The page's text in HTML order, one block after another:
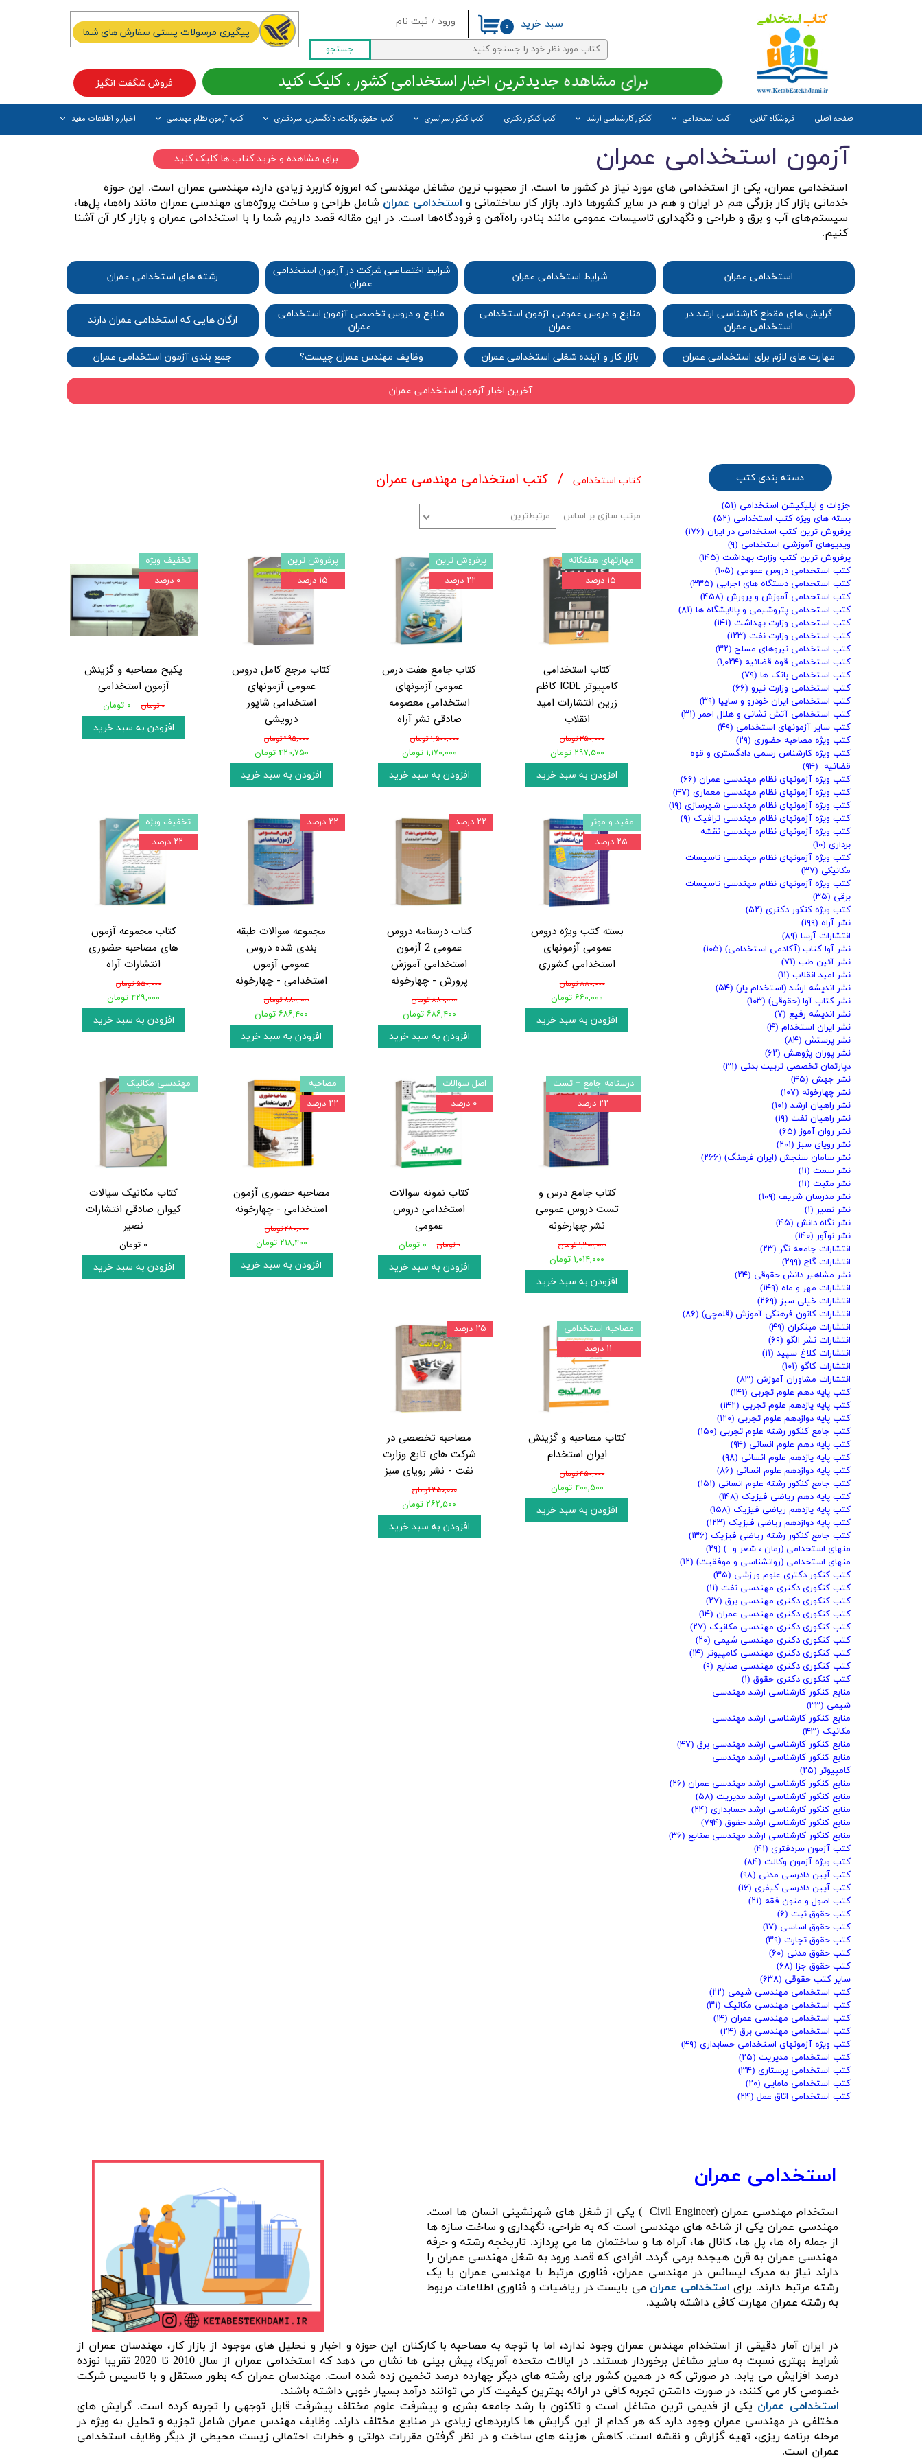
ورود / ثبت نام
حساب کاربری من
تغییر گذر واژه
سفارشات
خروج از حساب کاربری
جستجو
صفحه اصلی فروشگاه آنلاین کتب استخدامی کنکور کارشناسی ارشد کتب کنکور دکتری کتب کنکور سراسری کتب حقوق، وکالت، دادگستری، سردفتری کتب آزمون نظام مهندسی اخبار و اطلاعات مفید
۰ سبد خرید
فروش شگفت انگیز برای مشاهده جدیدترین اخبار استخدامی کشور ، کلیک کنید
پیگیری مرسولات پستی سفارش های شما
آزمون استخدامی عمران
استخدامی عمران، یکی از استخدامی های مورد نیاز در کشور ما است. از محبوب ترین مشاغل مهندسی که امروزه کاربرد زیادی دارد، مهندسی عمران است. این حوزه
خدماتی بازار کار بزرگی هم در ایران و هم در سایر کشورها دارد. بازار کار ساختمانی و استخدامی عمران شامل طراحی و ساخت پروژه‌های مهندسی عمران مانند راه‌ها، پل‌ها،
سیستم‌های آب و برق و طراحی و نگهداری تاسیسات عمومی مانند بنادر، راه‌آهن و فرودگاه‌ها است. در این مقاله قصد داریم شما را با استخدامی عمران و بازار کار آن آشنا
کنیم.
رشته های استخدامی عمران
شرایط اختصاصی شرکت در آزمون استخدامی
عمران​​​​​​​
شرایط استخدامی عمران استخدامی عمران
ارگان هایی که استخدامی عمران دارند​​​​​​​
منابع و دروس تخصصی آزمون استخدامی
منابع و دروس عمومی آزمون استخدامی
عمران​​​​​​​
گرایش های مقطع کارشناسی ارشد در
استخدامی عمران​​​​​​​
جمع بندی آزمون استخدامی عمران​​​​​​​ وظایف مهندس عمران چیست؟​​​​​​​ بازار کار و آینده شغلی استخدامی عمران​​​​​​​ مهارت های لازم برای استخدامی عمران
آخرین اخبار آزمون استخدامی عمران
برای مشاهده و خرید کتاب ها کلیک کنید
کتاب استخدامی کتب استخدامی مهندسی عمران
مرتب سازی بر اساس مرتبط‌ترین
کتاب استخدامی
کامپیوتر ICDL کاظم
زرین انتشارات امید
انقلاب
۳۵۰,۰۰۰ تومان
۲۹۷,۵۰۰ تومان
افزودن به سبد خرید
مهارتهای هفتگانه
۱۵ درصد
کتاب جامع هفت درس
عمومی آزمونهای
استخدامی معصومه
صادقی نشر آراه
۱,۵۰۰,۰۰۰ تومان
۱,۱۷۰,۰۰۰ تومان
افزودن به سبد خرید
پرفروش ترین
۲۲ درصد
کتاب مرجع کامل دروس
عمومی آزمونهای
استخدامی شاپور
درویشی
۴۹۵,۰۰۰ تومان
۴۲۰,۷۵۰ تومان
افزودن به سبد خرید
پرفروش ترین
۱۵ درصد
پکیج مصاحبه و گزینش
آزمون استخدامی
۰ تومان ۰ تومان
افزودن به سبد خرید
تخفیف ویژه
۰ درصد
بسته کتب ویژه دروس
عمومی آزمونهای
استخدامی کشوری
۸۸۰,۰۰۰ تومان
۶۶۰,۰۰۰ تومان
افزودن به سبد خرید
مفید و موثر
۲۵ درصد
کتاب درسنامه دروس
عمومی 2 آزمون
استخدامی آموزش
پرورش - چهارخونه
۸۸۰,۰۰۰ تومان
۶۸۶,۴۰۰ تومان
افزودن به سبد خرید
۲۲ درصد
مجموعه سوالات طبقه
بندی شده دروس
عمومی آزمون
استخدامی - چهارخونه
۸۸۰,۰۰۰ تومان
۶۸۶,۴۰۰ تومان
افزودن به سبد خرید
۲۲ درصد
کتاب مجموعه آزمون
های مصاحبه حضوری
انتشارات آراه
۵۵۰,۰۰۰ تومان
۴۲۹,۰۰۰ تومان
افزودن به سبد خرید
تخفیف ویژه
۲۲ درصد
کتاب جامع درس و
تست دروس عمومی
نشر چهارخونه
۱,۳۰۰,۰۰۰ تومان
۱,۰۱۴,۰۰۰ تومان
افزودن به سبد خرید
درسنامه جامع + تست
۲۲ درصد
کتاب نمونه سوالات
استخدامی دروس
عمومی
۰ تومان ۰ تومان
افزودن به سبد خرید
اصل سوالات
۰ درصد
مصاحبه حضوری آزمون
استخدامی - چهارخونه
۲۸۰,۰۰۰ تومان
۲۱۸,۴۰۰ تومان
افزودن به سبد خرید
مصاحبه
۲۲ درصد
کتاب مکانیک سیالات
کیوان صادقی انتشارات
نصیر
۰ تومان
افزودن به سبد خرید
مهندسی مکانیک
کتاب مصاحبه و گزینش
ایران استخدام
۴۵۰,۰۰۰ تومان
۴۰۰,۵۰۰ تومان
افزودن به سبد خرید
مصاحبه استخدامی
۱۱ درصد
مصاحبه تخصصی در
شرکت های تابع وزارت
نفت - نشر رویای سبز
۳۵۰,۰۰۰ تومان
۲۶۲,۵۰۰ تومان
افزودن به سبد خرید
۲۵ درصد
جزوات و اپلیکیشن استخدامی (۵۱)
بسته های ویژه کتب استخدامی (۵۲)
پرفروش ترین کتب استخدامی در ایران (۱۷۶)
ویدیوهای آموزشی استخدامی (۹)
پرفروش ترین کتب وزارت بهداشت (۱۴۵)
کتب استخدامی دروس عمومی (۱۰۵)
کتب استخدامی دستگاه های اجرایی (۳۳۵)
کتب استخدامی آموزش و پرورش (۴۵۸)
کتب استخدامی پتروشیمی و پالایشگاه ها (۸۱)
کتب استخدامی وزارت بهداشت (۱۴۱)
کتب استخدامی وزارت نفت (۱۲۳)
کتب استخدامی نیروهای مسلح (۳۲)
کتب استخدامی قوه قضائیه (۱,۰۲۴)
کتب استخدامی بانک ها (۷۹)
کتب استخدامی وزارت نیرو (۶۶)
کتب استخدامی ایران خودرو و سایپا (۳۹)
کتب استخدامی آتش نشانی و هلال احمر (۳۱)
کتب سایر آزمونهای استخدامی (۴۹)
کتب ویژه مصاحبه حضوری (۲۹)
کتب ویژه کارشناس رسمی دادگستری و قوه
قضائیه (۹۴)
کتب ویژه آزمونهای نظام مهندسی عمران (۶۶)
کتب ویژه آزمونهای نظام مهندسی معماری (۴۷)
کتب ویژه آزمونهای نظام مهندسی شهرسازی (۱۹)
کتب ویژه آزمونهای نظام مهندسی ترافیک (۹)
کتب ویژه آزمونهای نظام مهندسی نقشه
برداری (۱۰)
کتب ویژه آزمونهای نظام مهندسی تاسیسات
مکانیکی (۳۷)
کتب ویژه آزمونهای نظام مهندسی تاسیسات
برقی (۳۵)
کتب ویژه کنکور دکتری (۵۲)
نشر آراه (۱۹۹)
انتشارات آرسا (۸۹)
نشر آوا کتاب (آکادمی استخدامی) (۱۰۵)
نشر آئین طب (۷۱)
نشر امید انقلاب (۱۱)
نشر اندیشه ارشد (استخدام یار) (۵۴)
نشر کتاب آوا (حقوقی) (۱۰۳)
نشر اندیشه رفیع (۷)
نشر ایران استخدام (۴)
نشر پرستش (۸۴)
نشر پوران پژوهش (۶۲)
دپارتمان تخصصی تربیت بدنی (۳۱)
نشر جهش (۴۵)
نشر چهارخونه (۱۰۷)
نشر راهیان ارشد (۱۰۱)
نشر راهیان نفت (۱۹)
نشر روان آموز (۶۵)
نشر رویای سبز (۲۰۱)
نشر سامان سنجش (ایران فرهنگ) (۲۶۶)
نشر سمت (۱۱)
نشر مثبت (۱۱)
نشر مدرسان شریف (۱۰۹)
نشر نصیر (۱)
نشر نگاه دانش (۴۵)
نشر نوآور (۱۴۰)
انتشارات جامعه نگر (۲۳)
انتشارات گاج (۲۹۹)
نشر مشاهیر دانش حقوقی (۲۴)
انتشارات مهر و ماه (۱۴۹)
انتشارات خیلی سبز (۲۶۹)
انتشارات کانون فرهنگی آموزش (قلمچی) (۸۶)
انتشارات مبتکران (۴۹)
انتشارات نشر الگو (۶۹)
انتشارات کلاغ سپید (۱۱)
انتشارات کاگو (۱۰۱)
انتشارات مشاوران آموزش (۸۳)
کتب پایه دهم علوم تجربی (۱۴۱)
کتب پایه یازدهم علوم تجربی (۱۴۲)
کتب پایه دوازدهم علوم تجربی (۱۲۰)
کتب جامع کنکور رشته علوم تجربی (۱۵۰)
کتب پایه دهم علوم انسانی (۹۴)
کتب پایه یازدهم علوم انسانی (۹۸)
کتب پایه دوازدهم علوم انسانی (۸۶)
کتب جامع کنکور رشته علوم انسانی (۱۵۱)
کتب پایه دهم ریاضی فیزیک (۱۴۸)
کتب پایه یازدهم ریاضی فیزیک (۱۵۸)
کتب پایه دوازدهم ریاضی فیزیک (۱۲۳)
کتب جامع کنکور رشته ریاضی فیزیک (۱۳۶)
منهای استخدامی (رمان ، شعر و...) (۲۹)
منهای استخدامی (روانشناسی و موفقیت) (۱۲)
کتب کنکور دکتری علوم ورزشی (۳۵)
کتب کنکوری دکتری مهندسی نفت (۱۱)
کتب کنکوری دکتری مهندسی برق (۲۷)
کتب کنکوری دکتری مهندسی عمران (۱۴)
کتب کنکوری دکتری مهندسی مکانیک (۲۷)
کتب کنکوری دکتری مهندسی شیمی (۲۰)
کتب کنکوری دکتری مهندسی کامپیوتر (۱۴)
کتب کنکوری دکتری مهندسی صنایع (۹)
کتب کنکوری دکتری حقوق (۱)
منابع کنکور کارشناسی ارشد مهندسی
شیمی (۳۳)
منابع کنکور کارشناسی ارشد مهندسی
مکانیک (۴۳)
منابع کنکور کارشناسی ارشد مهندسی برق (۴۷)
منابع کنکور کارشناسی ارشد مهندسی
کامپیوتر (۲۵)
منابع کنکور کارشناسی ارشد مهندسی عمران (۲۶)
منابع کنکور کارشناسی ارشد مدیریت (۵۸)
منابع کنکور کارشناسی ارشد حسابداری (۲۴)
منابع کنکور کارشناسی ارشد حقوق (۷۹۴)
منابع کنکور کارشناسی ارشد مهندسی صنایع (۳۶)
کتب آزمون سردفتری (۴۱)
کتب ویژه آزمون وکالت (۸۴)
کتب آیین دادرسی مدنی (۹۸)
کتب آیین دادرسی کیفری (۱۶)
کتب اصول و متون فقه (۲۱)
کتب حقوق ثبت (۶)
کتب حقوق اساسی (۱۷)
کتب حقوق تجارت (۳۹)
کتب حقوق مدنی (۶۰)
کتب حقوق جزا (۶۸)
سایر کتب حقوقی (۶۳۸)
کتب استخدامی مهندسی شیمی (۲۲)
کتب استخدامی مهندسی مکانیک (۳۱)
کتب استخدامی مهندسی عمران (۱۴)
کتب استخدامی مهندسی برق (۲۴)
کتب ویژه آزمونهای استخدامی حسابداری (۴۹)
کتب استخدامی مدیریت (۲۵)
کتب استخدامی پرستاری (۳۴)
کتب استخدامی مامایی (۲۰)
کتب استخدامی اتاق عمل (۲۴)
دسته بندی کتب
استخدام مهندسی عمران (Civil Engineer ) یکی از شغل های شهرنشینی انسان ها است.
مهندسی عمران یکی از شاخه های مهندسی است که به طراحی، نگهداری و ساخت سازه ها
از جمله راه ها، پل ها، کانال ها، آبراه ها و ساختمان ها می پردازد. تاریخچه رشته و حرفه
مهندسی عمران به قرن هیجده برمی گردد. افرادی که قصد ورود به شغل مهندسی عمران را
دارند نیاز به مدرک لیسانس در مهندسی عمران، فناوری مرتبط با مهندسی عمران یا یک
رشته مرتبط دارند. برای استخدامی عمران می بایست در ریاضیات و فناوری اطلاعات مربوط
به رشته عمران مهارت کافی داشته باشید.
استخدامی عمران
در ایران آمار دقیقی از استخدام مهندس عمران وجود ندارد، اما با توجه به مصاحبه با کارکنان این حوزه و اخبار و تحلیل های موجود از بازار کار، مهندسان عمران از
شرایط بهتری نسبت به سایر مشاغل برخوردار هستند. در ایالات متحده آمریکا، پیش بینی ها نشان می دهد که استخدامی عمران از سال 2010 تا 2020 تقریبا نوزده
درصد افزایش می یابد. در صورتی که در همین کشور برای رشته های دیگر چهارده درصد تخمین زده شده است. مهندسان عمران که بطور مستقل و با تاسیس شرکت
خصوصی کار می کنند، در صورت داشتن تجربه کافی در ارائه بهترین کیفیت کار می توانند درآمد بسیار خوبی داشته باشند.
استخدامی عمران یکی از قدیمی ترین مشاغل است و تاکنون با رشد جامعه بشری و پیشرفت علوم مختلف پیشرفت قابل توجهی را تجربه کرده است. گرایش های
مختلفی در مهندسی عمران وجود دارد که هر کدام از این گرایش ها کاربردهای زیادی در صنایع مختلف دارند. وظایف مهندس عمران شامل تجزیه و تحلیل به ویژه در
مرحله برنامه ریزی، تهیه گزارش و نقشه است. کاهش هزینه های ساخت و در نظر گرفتن مقررات دولتی و خطرات احتمالی زیست محیطی از دیگر وظایف استخدامی
عمران است.